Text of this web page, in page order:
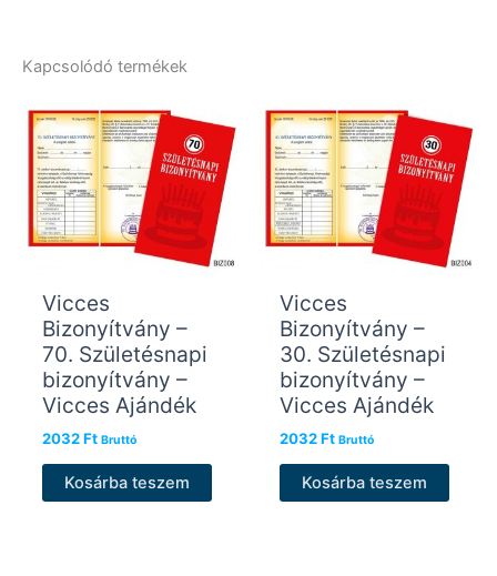
Kapcsolódó termékek
Vicces
Bizonyítvány –
70. Születésnapi
bizonyítvány –
Vicces Ajándék
2032Ft Bruttó
Kosárba teszem
Vicces
Bizonyítvány –
30. Születésnapi
bizonyítvány –
Vicces Ajándék
2032Ft Bruttó
Kosárba teszem